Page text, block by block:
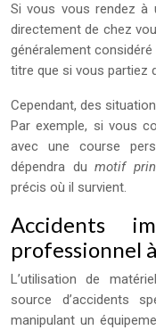
Si vous vous rendez à
directement de chez
généralement
titre que si vous partiez
Cependant, des
Par exemple, si vous
avec une course
dépendra dumotif
précis où il survient.
Accidents
professionnel
L’utilisation de
source d’accidents
manipulant un